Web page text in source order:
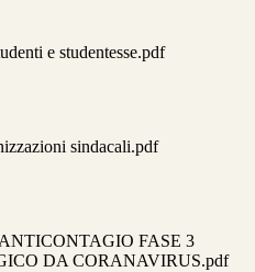
e studentesse.pdf
sindacali.pdf
FASE 3
DA CORANAVIRUS.pdf